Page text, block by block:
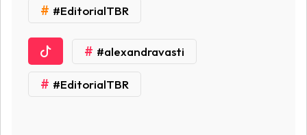
# #EditorialTBR
# #alexandravasti
# #EditorialTBR